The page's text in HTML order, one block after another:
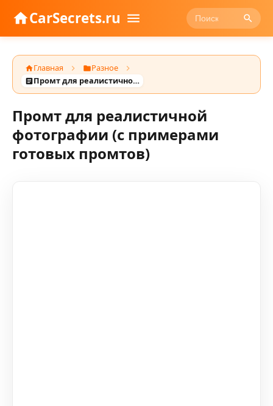
CarSecrets.ru
Главная
Разное
Промт для реалистичной фотографии (с примерами готовых промтов)
Промт для реалистичной
фотографии (с примерами
готовых промтов)